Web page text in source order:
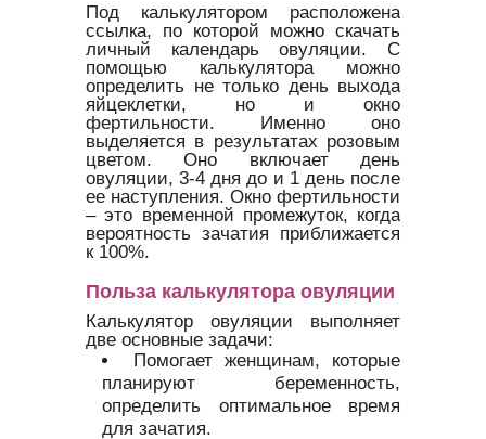
Под калькулятором расположена
ссылка, по которой можно скачать
личный календарь овуляции. С
помощью калькулятора можно
определить не только день выхода
яйцеклетки, но и окно
фертильности. Именно оно
выделяется в результатах розовым
цветом. Оно включает день
овуляции, 3-4 дня до и 1 день после
ее наступления. Окно фертильности
– это временной промежуток, когда
вероятность зачатия приближается
к 100%.
Польза калькулятора овуляции
Калькулятор овуляции выполняет
две основные задачи:
Помогает женщинам, которые
планируют беременность,
определить оптимальное время
для зачатия.